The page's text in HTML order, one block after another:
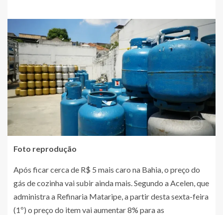
Foto reprodução
Após ficar cerca de R$ 5 mais caro na Bahia, o preço do
gás de cozinha vai subir ainda mais. Segundo a Acelen, que
administra a Refinaria Mataripe, a partir desta sexta-feira
(1º) o preço do item vai aumentar 8% para as